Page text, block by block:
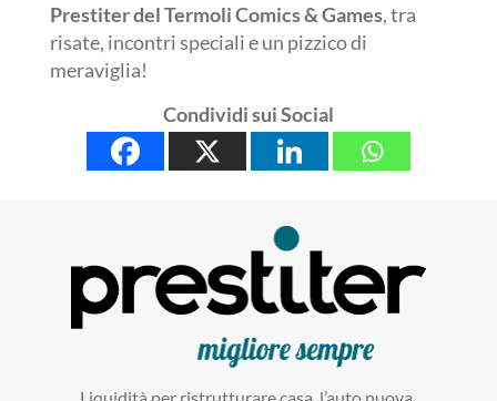
Prestiter del Termoli Comics & Games, tra
risate, incontri speciali e un pizzico di
meraviglia!
Condividi sui Social